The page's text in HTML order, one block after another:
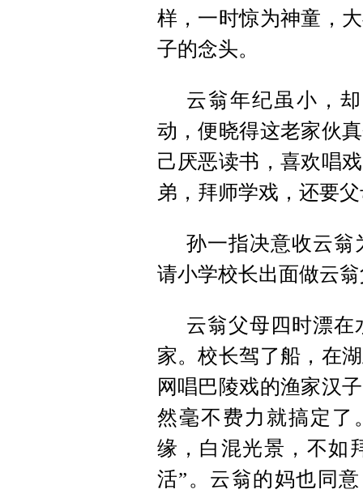
样，一时惊为神童，
子的念头。
云翁年纪虽小，
动，便晓得这老家伙
己厌恶读书，喜欢唱
弟，拜师学戏，还要
孙一指决意收云翁
请小学校长出面做云
云翁父母四时漂
家。校长驾了船，在
网唱巴陵戏的渔家汉
然毫不费力就搞定了
缘，白混光景，不如
活”。云翁的妈也同